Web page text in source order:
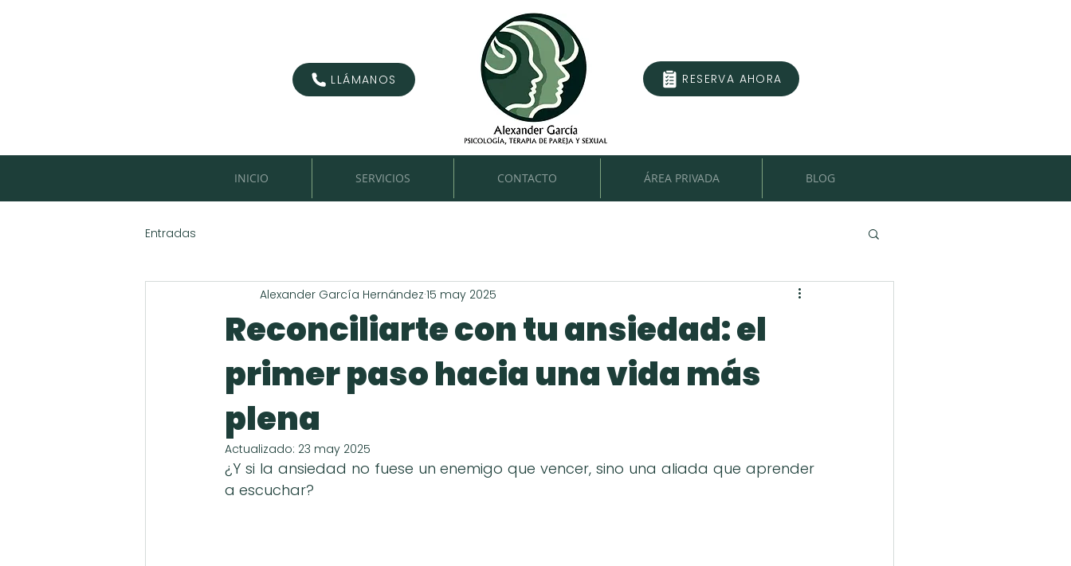
LLÁMANOS RESERVA AHORA
INICIO SERVICIOS CONTACTO ÁREA PRIVADA BLOG
Entradas
Reconciliarte con tu ansiedad: el
primer paso hacia una vida más
plena
Alexander García Hernández 15 may 2025
Actualizado: 23 may 2025
¿Y si la ansiedad no fuese un enemigo que vencer, sino una aliada que aprender
a escuchar?